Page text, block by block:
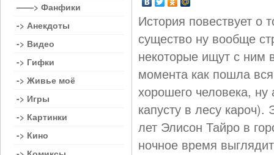
История повествует о
существо ну вообще
некоторые ищут с ним
момента как пошла
хорошего человека,
капусту в лесу
лет Элисон Тайро в
ночное время
——> Фанфики
-> Анекдоты
-> Видео
-> Гифки
-> Живье моё
-> Игры
-> Картинки
-> Кино